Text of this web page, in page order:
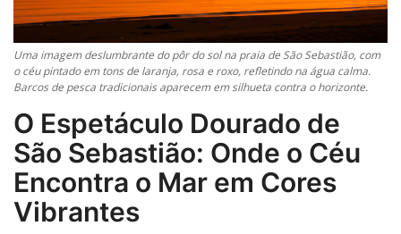
Uma imagem deslumbrante do pôr do sol na praia de São Sebastião, com
o céu pintado em tons de laranja, rosa e roxo, refletindo na água calma.
Barcos de pesca tradicionais aparecem em silhueta contra o horizonte.
O Espetáculo Dourado de
São Sebastião: Onde o Céu
Encontra o Mar em Cores
Vibrantes